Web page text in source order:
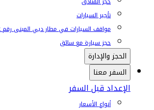
تأجير السيارات
مواقف السيارات في مطار دبي المبنى رقم 2
حجز سيارة مع سائق
الحجز والإدارة
السفر معنا
الإعداد قبل السفر
أنواع الأسعار